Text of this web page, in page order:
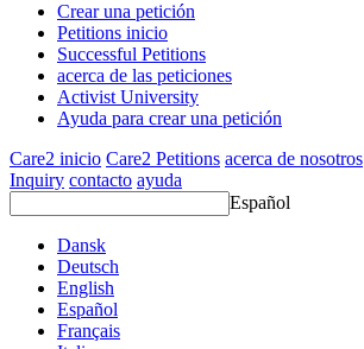
Crear una petición
Petitions inicio
Successful Petitions
acerca de las peticiones
Activist University
Ayuda para crear una petición
Care2 inicio Care2 Petitions acerca de nosotros
Inquiry contacto ayuda
Español
Dansk
Deutsch
English
Español
Français